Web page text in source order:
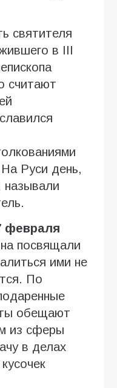
святителя
в III
считают
Руси день,
называли
февраля
посвящали
ими не
По
обещают
из сферы
в делах